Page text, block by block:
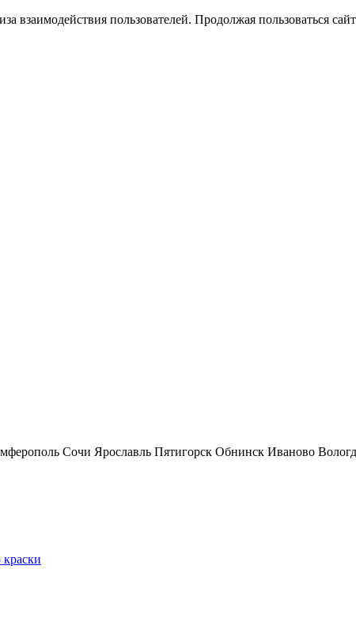
пользователей. Продолжая пользоваться
Сочи Ярославль Пятигорск Обнинск Иваново